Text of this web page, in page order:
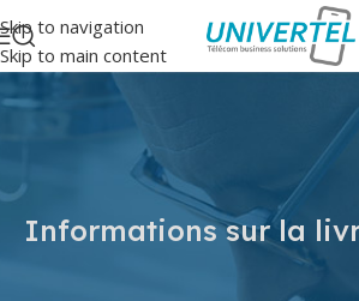
Skip to navigation
Skip to main content
Informations sur la